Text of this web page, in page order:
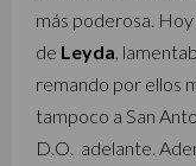
más poderosa.
de Leyda ,
remando por ellos
tampoco a San
D.O. adelante.